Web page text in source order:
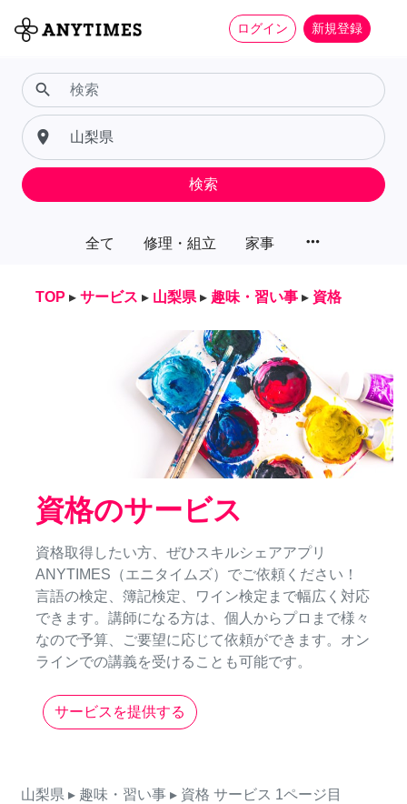
ログイン 新規登録
全て 修理・組立 家事 more_horiz
search
place
検索
TOP ▸ サービス ▸ 山梨県 ▸ 趣味・習い事 ▸ 資格
資格のサービス
資格取得したい方、ぜひスキルシェアアプリ
ANYTIMES（エニタイムズ）でご依頼ください！
言語の検定、簿記検定、ワイン検定まで幅広く対応
できます。講師になる方は、個人からプロまで様々
なので予算、ご要望に応じて依頼ができます。オン
ラインでの講義を受けることも可能です。
サービスを提供する
山梨県 ▸ 趣味・習い事 ▸ 資格 サービス 1ページ目